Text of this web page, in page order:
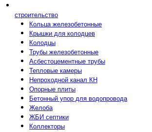
строительство
Кольца железобетонные
Крышки для колодцев
Колодцы
Трубы железобетонные
Асбестоцементные трубы
Тепловые камеры
Непроходной канал КН
Опорные плиты
Бетонный упор для водопровода
Желоба
ЖБИ септики
Коллекторы